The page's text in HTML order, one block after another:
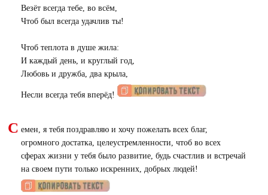
Везёт всегда тебе, во всём,
Чтоб был всегда удачлив ты!
Чтоб теплота в душе жила:
И каждый день, и круглый год,
Любовь и дружба, два крыла,
Несли всегда тебя вперёд!
С емен, я тебя поздравляю и хочу пожелать всех благ,
огромного достатка, целеустремленности, чтоб во всех
сферах жизни у тебя было развитие, будь счастлив и встречай
на своем пути только искренних, добрых людей!